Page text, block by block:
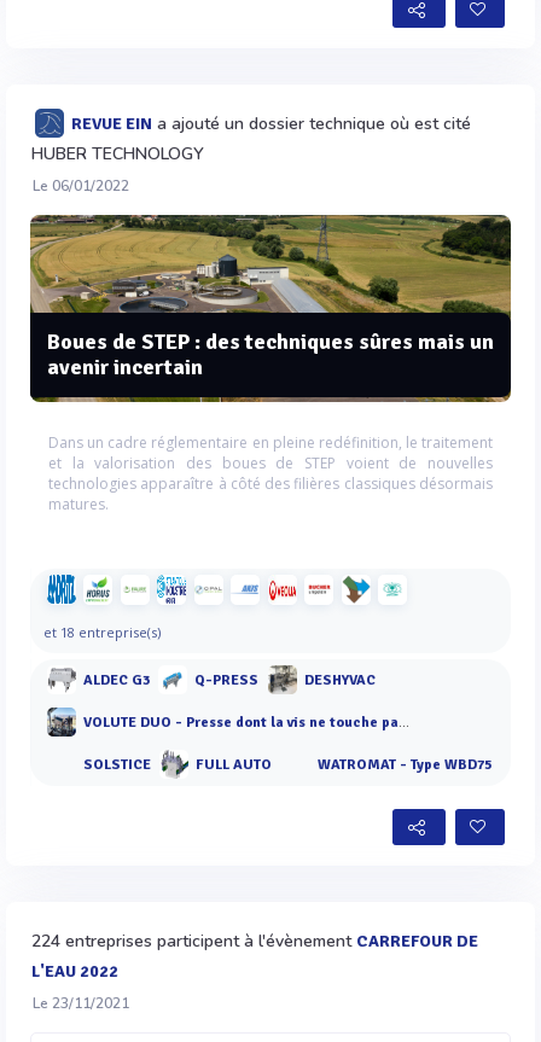
REVUE EIN a ajouté un dossier technique où est cité
HUBER TECHNOLOGY
Le 06/01/2022
Boues de STEP : des techniques sûres mais un
avenir incertain
Dans un cadre réglementaire en pleine redéfinition, le traitement
et la valorisation des boues de STEP voient de nouvelles
technologies apparaître à côté des filières classiques désormais
matures.
et 18 entreprise(s)
ALDEC G3 Q-PRESS DESHYVAC
VOLUTE DUO - Presse dont la vis ne touche pas les anneaux
SOLSTICE FULL AUTO WATROMAT - Type WBD75
224 entreprises participent à l'évènement CARREFOUR DE
L'EAU 2022
Le 23/11/2021